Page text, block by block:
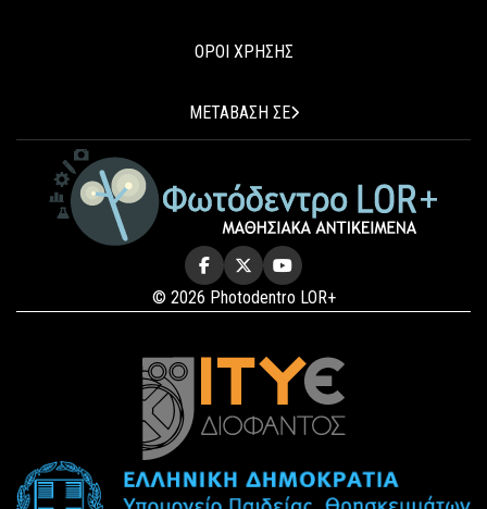
ΟΡΟΙ ΧΡΗΣΗΣ
ΜΕΤΑΒΑΣΗ ΣΕ
© 2026 Photodentro LOR+